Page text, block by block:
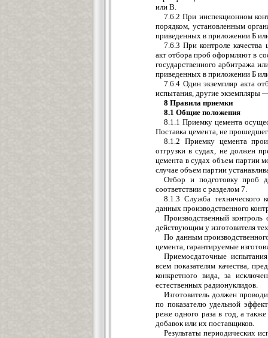
или В.
7.6.2 При инспекционном
порядком, установленным
приведенных в приложении Б
7.6.3 При контроле качества
акт отбора проб оформляют в
государственного арбитража
приведенных в приложении Б
7.6.4 Один экземпляр акта
испытания, другие экземпляры
8 Правила приемки
8.1 Общие положения
8.1.1 Приемку цемента
Поставка цемента, не
8.1.2 Приемку цемента
отгрузки в судах, не должен
цемента в судах объем партии
случае объем партии
Отбор и подготовку проб
соответствии с разделом 7.
8.1.3 Служба технического
данных производственного
Производственный
действующим у изготовителя
По данным
цемента, гарантируемые
Приемосдаточные
всем показателям качества,
конкретного вида, за
естественных радионуклидов.
Изготовитель должен
по показателю удельной
реже одного раза в год, а
добавок или их поставщиков.
Результаты периодических